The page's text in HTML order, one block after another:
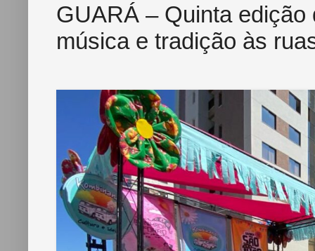
GUARÁ – Quinta
música e tradição às